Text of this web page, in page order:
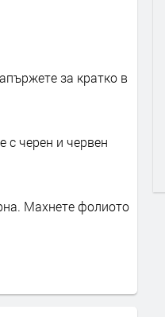
за кратко в
с черен и червен
Махнете фолиото